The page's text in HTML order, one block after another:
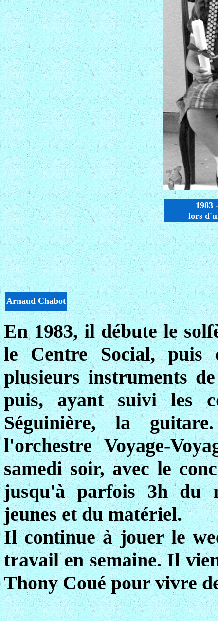
1983
lors
Arnaud Chabot
En 1983, il débute le
le Centre Social, puis
plusieurs instruments
puis, ayant suivi les
Séguinière, la
l'orchestre Voyage-
samedi soir, avec le
jusqu'à parfois 3h du
jeunes et du matériel.
Il continue à jouer le
travail en semaine. Il
Thony Coué pour vivre